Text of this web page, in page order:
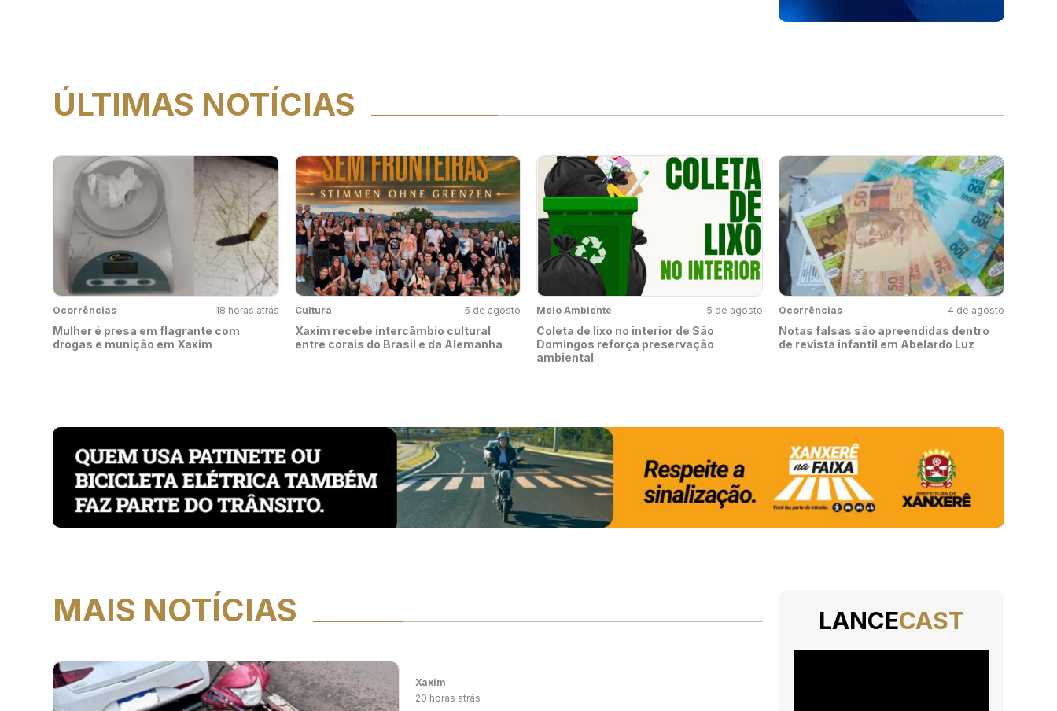
ÚLTIMAS NOTÍCIAS
Ocorrências 18 horas atrás
Mulher é presa em flagrante com
drogas e munição em Xaxim
Cultura 5 de agosto
Xaxim recebe intercâmbio cultural
entre corais do Brasil e da Alemanha
Meio Ambiente 5 de agosto
Coleta de lixo no interior de São
Domingos reforça preservação
ambiental
Ocorrências 4 de agosto
Notas falsas são apreendidas dentro
de revista infantil em Abelardo Luz
MAIS NOTÍCIAS
Xaxim
20 horas atrás
LANCECAST